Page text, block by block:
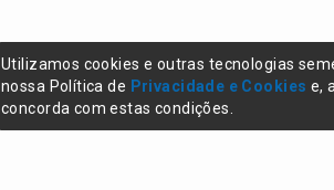
Utilizamos cookies e outras tecnologias
nossa Política de Privacidade e Cookies e,
concorda com estas condições.